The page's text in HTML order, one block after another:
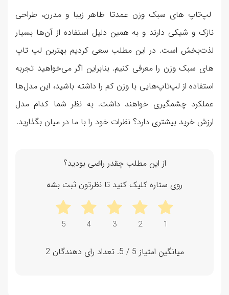
لپ‌تاپ های سبک وزن عمدتا ظاهر زیبا و مدرن، طراحی
نازک و شیکی دارند و به همین دلیل استفاده از آن‌ها بسیار
لذت‌بخش است. در این مطلب سعی کردیم بهترین لپ تاپ
های سبک وزن را معرفی کنیم. بنابراین اگر می‌خواهید تجربه
استفاده از لپ‌تاپ‌هایی با وزن کم را داشته باشید، این مدل‌ها
عملکرد چشمگیری خواهند داشت. به نظر شما کدام مدل
ارزش خرید بیشتری دارد؟ نظرات خود را با ما در میان بگذارید.
از این مطلب چقدر راضی بودید؟
روی ستاره کلیک کنید تا نظرتون ثبت بشه
میانگین امتیاز 5 / 5. تعداد رای دهندگان 2